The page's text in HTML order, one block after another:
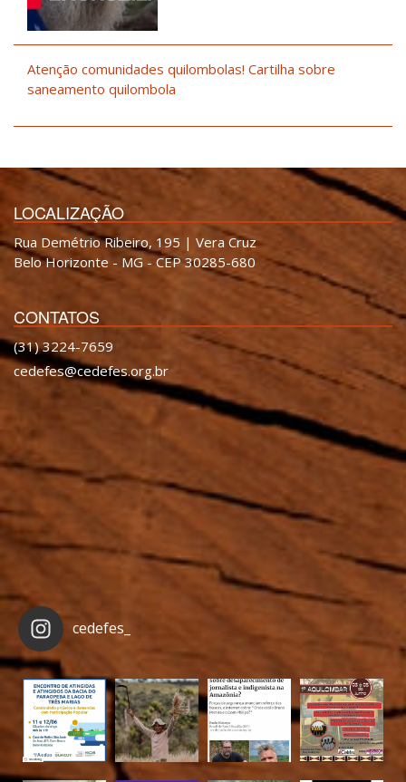
Atenção comunidades quilombolas! Cartilha sobre
saneamento quilombola
LOCALIZAÇÃO
Rua Demétrio Ribeiro, 195 | Vera Cruz
Belo Horizonte - MG - CEP 30285-680
CONTATOS
(31) 3224-7659
cedefes@cedefes.org.br
cedefes_